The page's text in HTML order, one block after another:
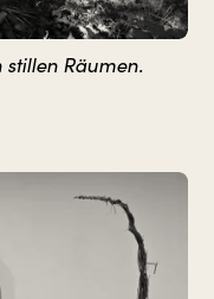
stillen Räumen.